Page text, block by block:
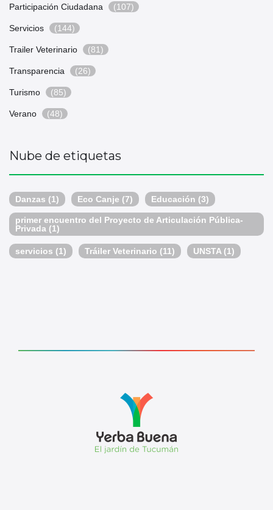
Participación Ciudadana (107)
Servicios (144)
Trailer Veterinario (81)
Transparencia (26)
Turismo (85)
Verano (48)
Nube de etiquetas
Danzas (1) Eco Canje (7) Educación (3)
primer encuentro del Proyecto de Articulación Pública-
Privada (1)
servicios (1) Tráiler Veterinario (11) UNSTA(1)